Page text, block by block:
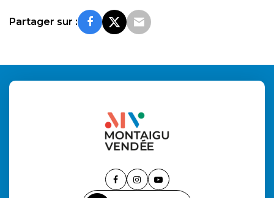
Partager sur :
Lien Lien Lien